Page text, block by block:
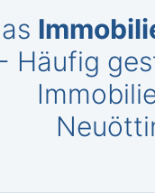
- Häufig